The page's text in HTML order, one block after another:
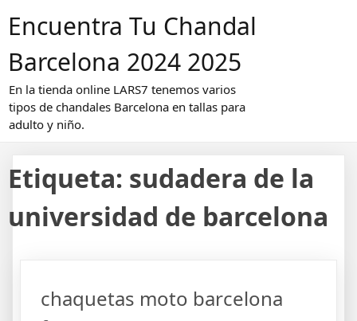
Encuentra Tu Chandal
Barcelona 2024 2025
En la tienda online LARS7 tenemos varios
tipos de chandales Barcelona en tallas para
adulto y niño.
Etiqueta: sudadera de la
universidad de barcelona
chaquetas moto barcelona